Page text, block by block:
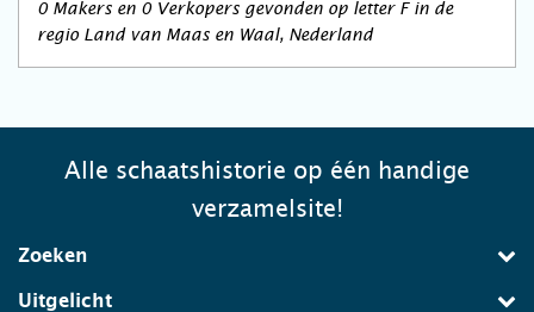
0 Makers en 0 Verkopers gevonden op letter F in de
regio Land van Maas en Waal, Nederland
Alle schaatshistorie op één handige
verzamelsite!
Zoeken
Uitgelicht